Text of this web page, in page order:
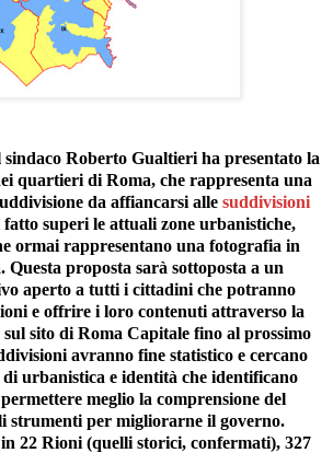
Roberto Gualtieri ha presentato la
quartieri di Roma, che rappresenta una
da affiancarsi alle suddivisioni
fatto superi le attuali zone urbanistiche,
ormai rappresentano una fotografia in
proposta sarà sottoposta a un
aperto a tutti i cittadini che potranno
e offrire i loro contenuti attraverso la
sito di Roma Capitale fino al prossimo
avranno fine statistico e cercano
urbanistica e identità che identificano
meglio la comprensione del
strumenti per migliorarne il governo.
22 Rioni (quelli storici, confermati), 327